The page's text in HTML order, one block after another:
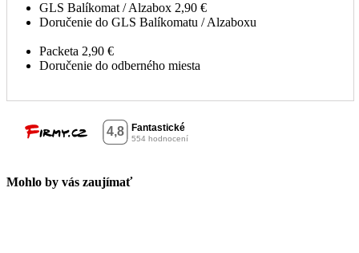
GLS Balíkomat / Alzabox 2,90 €
Doručenie do GLS Balíkomatu / Alzaboxu
Packeta 2,90 €
Doručenie do odberného miesta
Mohlo by vás zaujímať